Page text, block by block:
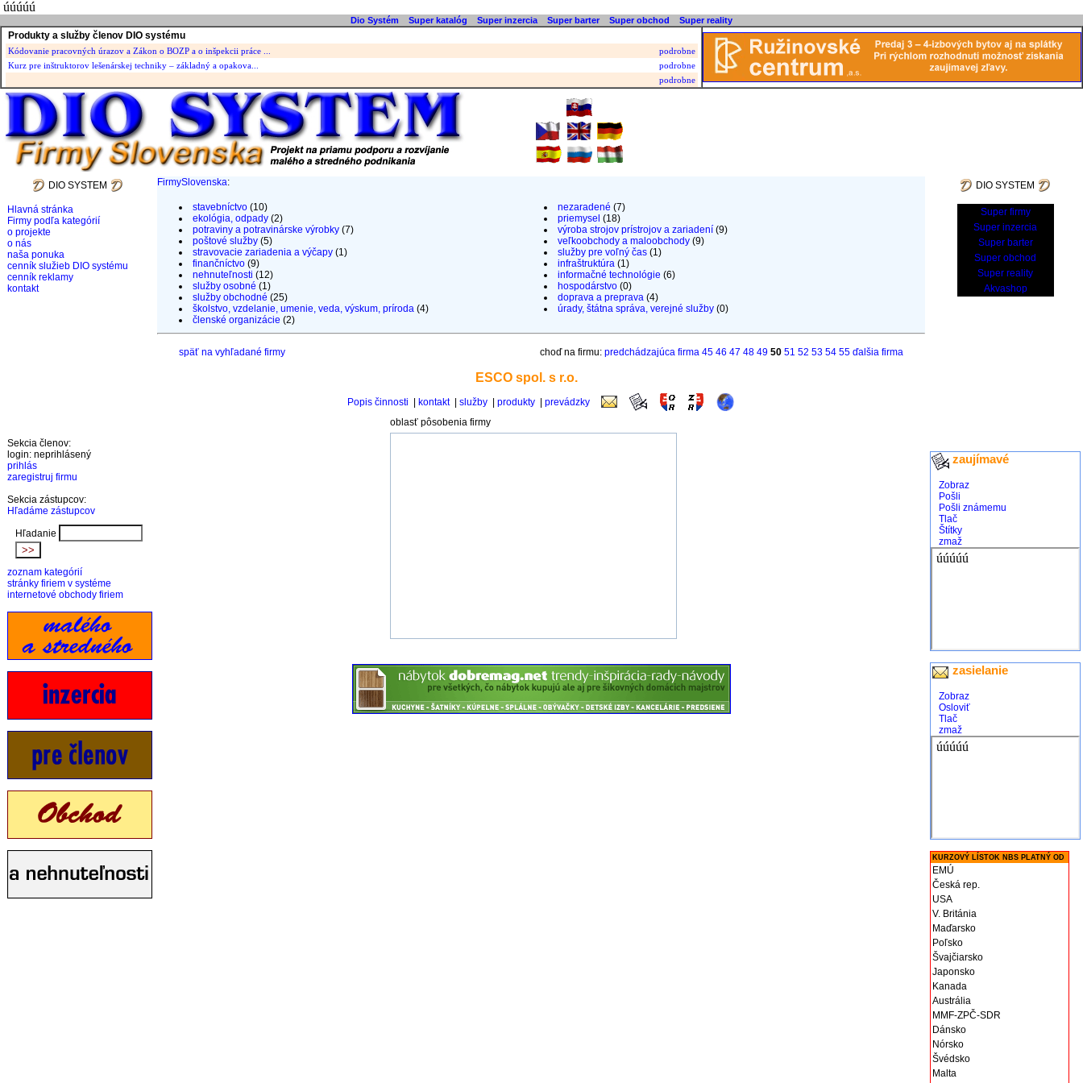
úúúúú
Dio Systém Super katalóg Super inzercia Super barter Super obchod Super reality
Produkty a služby členov DIO systému
Kódovanie pracovných úrazov a Zákon o BOZP a o inšpekcii práce ...
podrobne
Kurz pre inštruktorov lešenárskej techniky – základný a opakova...
podrobne
podrobne
DIO SYSTEM
Hlavná stránka
Firmy podľa kategórií
o projekte
o nás
naša ponuka
cenník služieb DIO systému
cenník reklamy
kontakt
Sekcia členov:
login: neprihlásený
prihlás
zaregistruj firmu
Sekcia zástupcov:
Hľadáme zástupcov
Hľadanie
zoznam kategórií
stránky firiem v systéme
internetové obchody firiem
FirmySlovenska:
stavebníctvo (10)
ekológia, odpady (2)
potraviny a potravinárske výrobky (7)
poštové služby (5)
stravovacie zariadenia a výčapy (1)
finančníctvo (9)
nehnuteľnosti (12)
služby osobné (1)
služby obchodné (25)
školstvo, vzdelanie, umenie, veda, výskum, príroda (4)
členské organizácie (2)
nezaradené (7)
priemysel (18)
výroba strojov prístrojov a zariadení (9)
veľkoobchody a maloobchody (9)
služby pre voľný čas (1)
infraštruktúra (1)
informačné technológie (6)
hospodárstvo (0)
doprava a preprava (4)
úrady, štátna správa, verejné služby (0)
späť na vyhľadané firmy choď na firmu: predchádzajúca firma 45 46 47 48 49 50 51 52 53 54 55 ďalšia firma
ESCO spol. s r.o.
Popis činnosti kontakt| služby produkty
prevádzky
oblasť pôsobenia firmy
DIO SYSTEM
Super firmy
Super inzercia
Super barter
Super obchod
Super reality
Akvashop
zaujímavé
Zobraz
Pošli
Pošli známemu
Tlač
Štítky
zmaž
zasielanie
Zobraz
Osloviť
Tlač
zmaž
KURZOVÝ LÍSTOK NBS PLATNÝ OD
EMÚ
Česká rep.
USA
V. Británia
Maďarsko
Poľsko
Švajčiarsko
Japonsko
Kanada
Austrália
MMF-ZPČ-SDR
Dánsko
Nórsko
Švédsko
Malta